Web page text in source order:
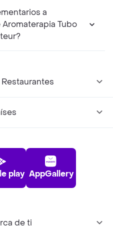
a
Tubo
play AppGallery
de ti